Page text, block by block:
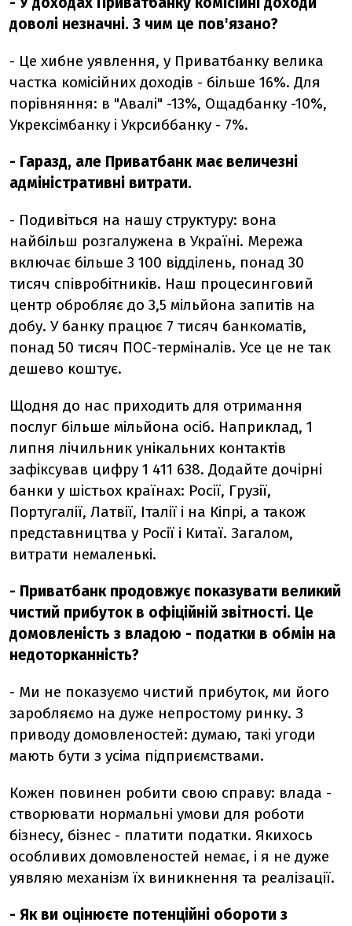
доволі незначні. З чим це пов'язано?
- Це хибне уявлення, у Приватбанку велика
частка комісійних доходів - більше 16%. Для
порівняння: в "Авалі" -13%, Ощадбанку -10%,
Укрексімбанку і Укрсиббанку - 7%.
- Гаразд, але Приватбанк має величезні
адміністративні витрати.
- Подивіться на нашу структуру: вона
найбільш розгалужена в Україні. Мережа
включає більше 3 100 відділень, понад 30
тисяч співробітників. Наш процесинговий
центр обробляє до 3,5 мільйона запитів на
добу. У банку працює 7 тисяч банкоматів,
понад 50 тисяч ПОС-терміналів. Усе це не так
дешево коштує.
Щодня до нас приходить для отримання
послуг більше мільйона осіб. Наприклад, 1
липня лічильник унікальних контактів
зафіксував цифру 1 411 638. Додайте дочірні
банки у шістьох країнах: Росії, Грузії,
Португалії, Латвії, Італії і на Кіпрі, а також
представництва у Росії і Китаї. Загалом,
витрати немаленькі.
- Приватбанк продовжує показувати великий
чистий прибуток в офіційній звітності. Це
домовленість з владою - податки в обмін на
недоторканність?
- Ми не показуємо чистий прибуток, ми його
заробляємо на дуже непростому ринку. З
приводу домовленостей: думаю, такі угоди
мають бути з усіма підприємствами.
Кожен повинен робити свою справу: влада -
створювати нормальні умови для роботи
бізнесу, бізнес - платити податки. Якихось
особливих домовленостей немає, і я не дуже
уявляю механізм їх виникнення та реалізації.
- Як ви оцінюєте потенційні обороти з